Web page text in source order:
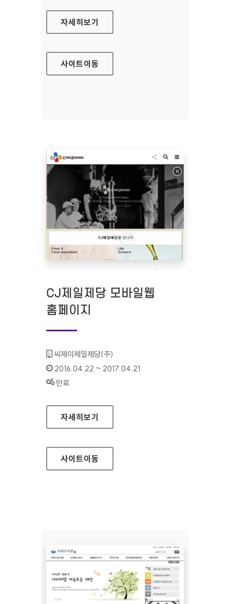
인천전략기금 운영사무국 홈페이지
자세히보기
사이트이동
CJ제일제당 모바일웹
홈페이지
기관명 :
씨제이제일제당(주)
인증기간 :
2016.04.22 ~ 2017.04.21
상태 :
만료
CJ제일제당 모바일웹 홈페이지
자세히보기
사이트이동